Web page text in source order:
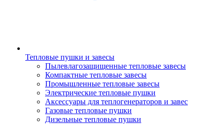
Тепловые пушки и завесы
Пылевлагозащищенные тепловые завесы
Компактные тепловые завесы
Промышленные тепловые завесы
Электрические тепловые пушки
Аксессуары для теплогенераторов и завес
Газовые тепловые пушки
Дизельные тепловые пушки